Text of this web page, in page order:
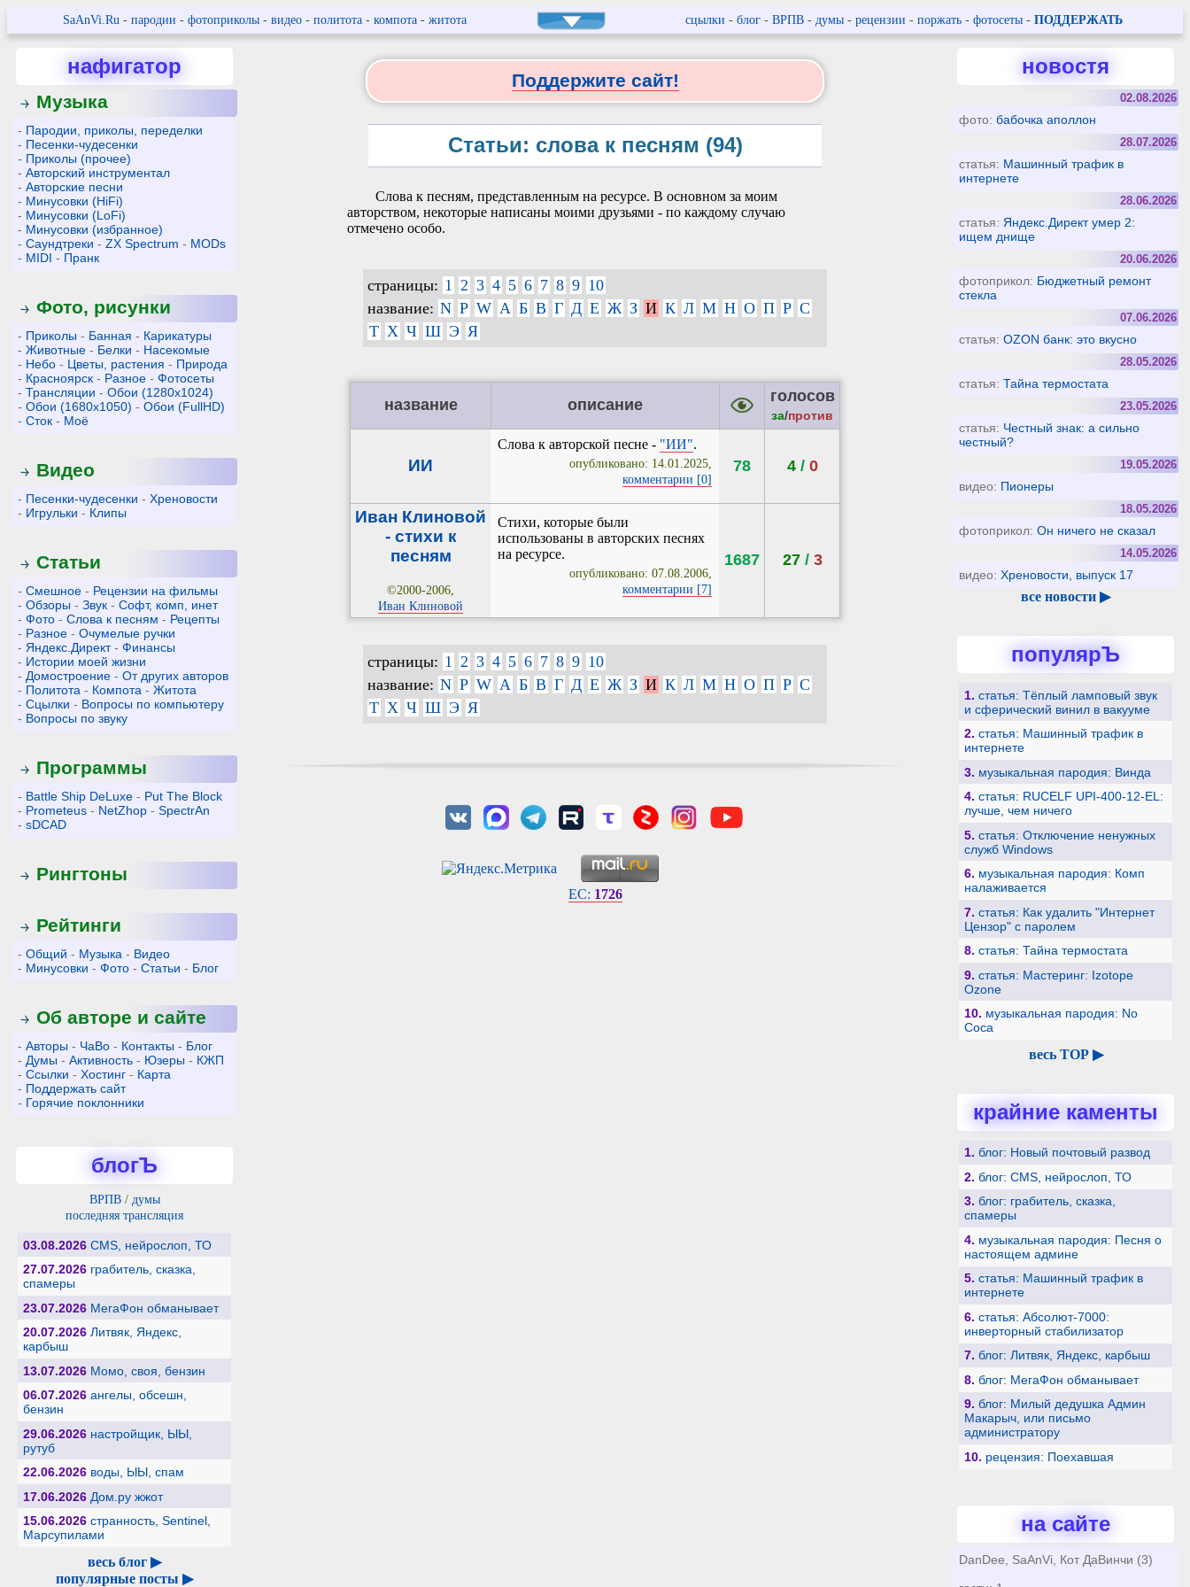
SaAnVi.Ru- пародии - фотоприколы- видео- политота- компота- житота сцылки - блог- ВРПВ- думы- рецензии - поржать- фотосеты - ПОДДЕРЖАТЬ
нафигатор
Музыка
- Пародии, приколы, переделки
- Песенки-чудесенки
- Приколы (прочее)
-Авторский инструментал
-Авторские песни
- Минусовки (HiFi)
- Минусовки (LoFi)
- Минусовки (избранное)
-Саундтреки -ZX Spectrum - MODs
- MIDI - Пранк
Фото, рисунки
- Приколы - Банная - Карикатуры
-Животные - Белки - Насекомые
- Небо - Цветы, растения - Природа
- Красноярск - Разное -Фотосеты
-Трансляции -Обои (1280x1024)
-Обои (1680x1050) -Обои (FullHD)
-Сток - Моё
Видео
- Песенки-чудесенки -Хреновости
- Игрульки - Клипы
Статьи
-Смешное - Рецензии на фильмы
-Обзоры -Звук -Софт, комп, инет
-Фото -Слова к песням - Рецепты
- Разное -Очумелые ручки
- Яндекс.Директ-Финансы
- Истории моей жизни
- Домостроение -От других авторов
- Политота - Компота -Житота
-Сцылки - Вопросы по компьютеру
- Вопросы по звуку
Программы
- Battle Ship DeLuxe - Put The Block
- Prometeus - NetZhop -SpectrAn
-sDCAD
Рингтоны
Рейтинги
-Общий - Музыка - Видео
- Минусовки -Фото -Статьи - Блог
Об авторе и сайте
-Авторы - ЧаВо - Контакты - Блог
- Думы -Активность - Юзеры - КЖП
-Ссылки -Хостинг - Карта
- Поддержать сайт
- Горячие поклонники
блогЪ
ВРПВ/ думы
последняя трансляция
03.08.2026 CMS, нейрослоп, ТО
27.07.2026 грабитель, сказка,
спамеры
23.07.2026 МегаФон обманывает
20.07.2026 Литвяк, Яндекс,
карбыш
13.07.2026 Момо, своя, бензин
06.07.2026 ангелы, обсешн,
бензин
29.06.2026 настройщик, ЫЫ,
рутуб
22.06.2026 воды, ЫЫ, спам
17.06.2026 Дом.ру жжот
15.06.2026 странность, Sentinel,
Марсупилами
весь блог ▶
популярные посты ▶
Поддержите сайт!
Статьи: слова к песням (94)
Слова к песням, представленным на ресурсе. В основном за моим
авторством, некоторые написаны моими друзьями - по каждому случаю
отмечено особо.
страницы: 1 2 3 4 5 6 7 8 9 10
название: N P W А Б В Г Д Е Ж З И К Л М Н О П Р С
Т Х Ч Ш Э Я
название описание голосов
за/против
ИИ
Слова к авторской песне - "ИИ".
опубликовано: 14.01.2025,
комментарии [0]
78 4/ 0
Иван Клиновой
- стихи к
песням
©2000-2006,
Иван Клиновой
Стихи, которые были
использованы в авторских песнях
на ресурсе.
опубликовано: 07.08.2006,
комментарии [7]
1687 27/ 3
страницы: 1 2 3 4 5 6 7 8 9 10
название: N P W А Б В Г Д Е Ж З И К Л М Н О П Р С
Т Х Ч Ш Э Я
EC: 1726
новостя
02.08.2026
фото:бабочка аполлон
28.07.2026
статья: Машинный трафик в
интернете
28.06.2026
статья: Яндекс.Директ умер 2:
ищем днище
20.06.2026
фотоприкол: Бюджетный ремонт
стекла
07.06.2026
статья:OZON банк: это вкусно
28.05.2026
статья:Тайна термостата
23.05.2026
статья: Честный знак: а сильно
честный?
19.05.2026
видео: Пионеры
18.05.2026
фотоприкол:Он ничего не сказал
14.05.2026
видео:Хреновости, выпуск 17
все новости ▶
популярЪ
1. статья: Тёплый ламповый звук
и сферический винил в вакууме
2. статья: Машинный трафик в
интернете
3. музыкальная пародия: Винда
4. статья: RUCELF UPI-400-12-EL:
лучше, чем ничего
5. статья: Отключение ненужных
служб Windows
6. музыкальная пародия: Комп
налаживается
7. статья: Как удалить "Интернет
Цензор" с паролем
8. статья: Тайна термостата
9. статья: Мастеринг: Izotope
Ozone
10. музыкальная пародия: No
Coca
весь TOP ▶
крайние каменты
1. блог: Новый почтовый развод
2. блог: CMS, нейрослоп, ТО
3. блог: грабитель, сказка,
спамеры
4. музыкальная пародия: Песня о
настоящем админе
5. статья: Машинный трафик в
интернете
6. статья: Абсолют-7000:
инверторный стабилизатор
7. блог: Литвяк, Яндекс, карбыш
8. блог: МегаФон обманывает
9. блог: Милый дедушка Админ
Макарыч, или письмо
администратору
10. рецензия: Поехавшая
на сайте
DanDee, SaAnVi, Кот ДаВинчи (3)